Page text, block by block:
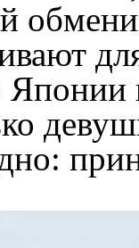
Японии